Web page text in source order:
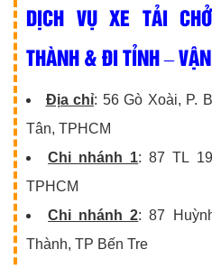
DỊCH VỤ XE TẢI
THÀNH & ĐI TỈNH –
Địa chỉ: 56 Gò Xoài, P.
Tân, TPHCM
Chi nhánh 1: 87 TL
TPHCM
Chi nhánh 2: 87
Thành, TP Bến Tre